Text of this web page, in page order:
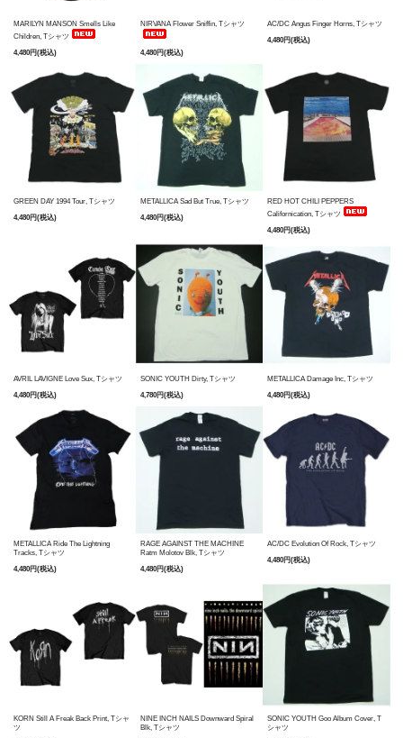
MARILYN MANSON Smells Like
Children, Tシャツ
4,480円(税込)
NIRVANA Flower Sniffin, Tシャツ
4,480円(税込)
AC/DC Angus Finger Horns, Tシャツ
4,480円(税込)
GREEN DAY 1994 Tour, Tシャツ
4,480円(税込)
METALLICA Sad But True, Tシャツ
4,480円(税込)
RED HOT CHILI PEPPERS
Californication, Tシャツ
4,480円(税込)
AVRIL LAVIGNE Love Sux, Tシャツ
4,480円(税込)
SONIC YOUTH Dirty, Tシャツ
4,780円(税込)
METALLICA Damage Inc, Tシャツ
4,480円(税込)
METALLICA Ride The Lightning
Tracks, Tシャツ
4,480円(税込)
RAGE AGAINST THE MACHINE
Ratm Molotov Blk, Tシャツ
4,480円(税込)
AC/DC Evolution Of Rock, Tシャツ
4,480円(税込)
KORN Still A Freak Back Print, Tシャ
ツ
NINE INCH NAILS Downward Spiral
Blk, Tシャツ
SONIC YOUTH Goo Album Cover, T
シャツ